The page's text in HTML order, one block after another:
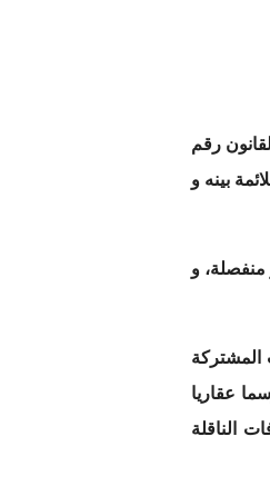
القانون رقم
بينه و
و
للعقارات المشتركة
المادة 39 التي جاء فيها أنه : ” يمكن للملاك المشتركين في العقارات المكونة من عشرين (20) رسما عقاريا
الناقلة